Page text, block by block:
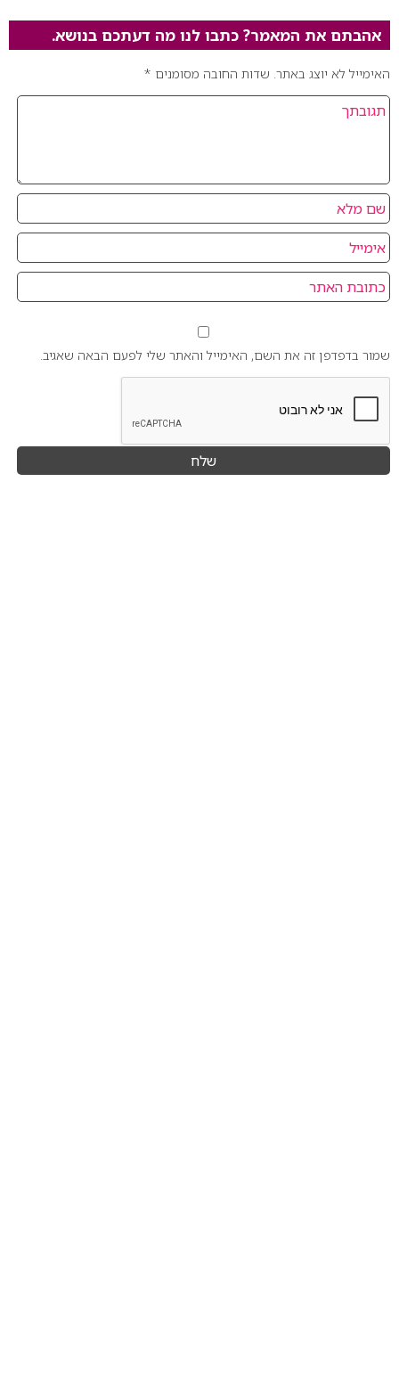
אהבתם את המאמר? כתבו לנו מה דעתכם בנושא.
האימייל לא יוצג באתר. שדות החובה מסומנים *
שמור בדפדפן זה את השם, האימייל והאתר שלי לפעם הבאה שאגיב.